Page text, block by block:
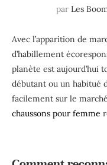
par Les
Avec l’apparition de
d’habillement
planète est aujourd’hui
débutant ou un habitué
facilement sur le
chaussons pour femme